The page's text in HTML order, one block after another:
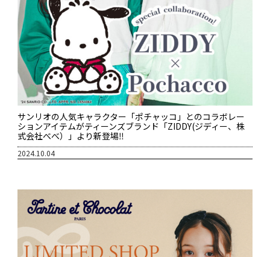
サンリオの人気キャラクター「ポチャッコ」とのコラボレー
ションアイテムがティーンズブランド「ZIDDY(ジディー、株
式会社べべ）」より新登場‼
2024.10.04